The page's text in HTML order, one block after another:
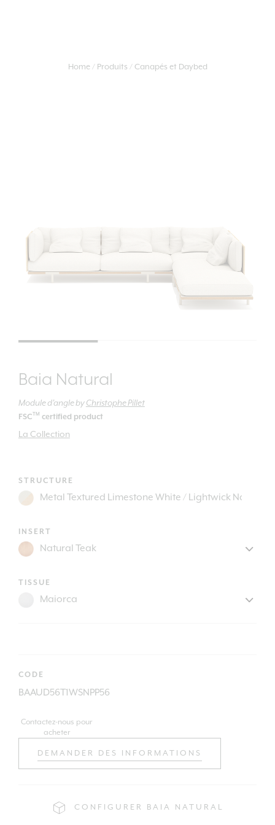
Home Produits Canapés et Daybed
Baia Natural
Module d’anglebyChristophe Pillet
FSC TM certified product
La Collection
STRUCTURE
INSERT
TISSUE
CODE
BAAUD56T1WSNPP56
Contactez-nous pour
acheter
DEMANDER DES INFORMATIONS
CONFIGURER BAIA NATURAL